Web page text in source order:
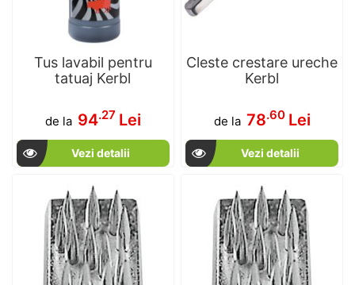
Tus lavabil pentru
tatuaj Kerbl
de la 94.27 Lei
Vezi detalii
Cleste crestare ureche
Kerbl
de la 78.60 Lei
Vezi detalii